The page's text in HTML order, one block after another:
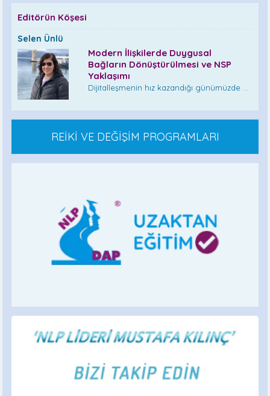
Editörün Köşesi
Selen Ünlü
Modern İlişkilerde Duygusal
Bağların Dönüştürülmesi ve NSP
Yaklaşımı
Dijitalleşmenin hız kazandığı günümüzde ...
REİKİ VE DEĞİŞİM PROGRAMLARI